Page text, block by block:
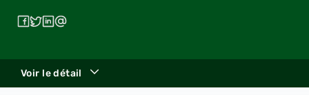
Voir le détail